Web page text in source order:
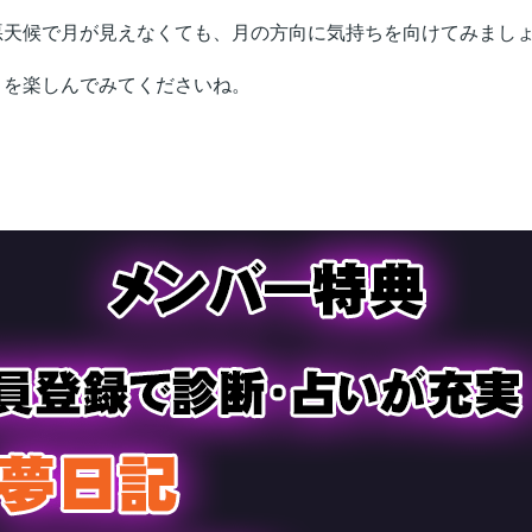
で月が見えなくても、月の方向に気持ちを向けてみまし
楽しんでみてくださいね。